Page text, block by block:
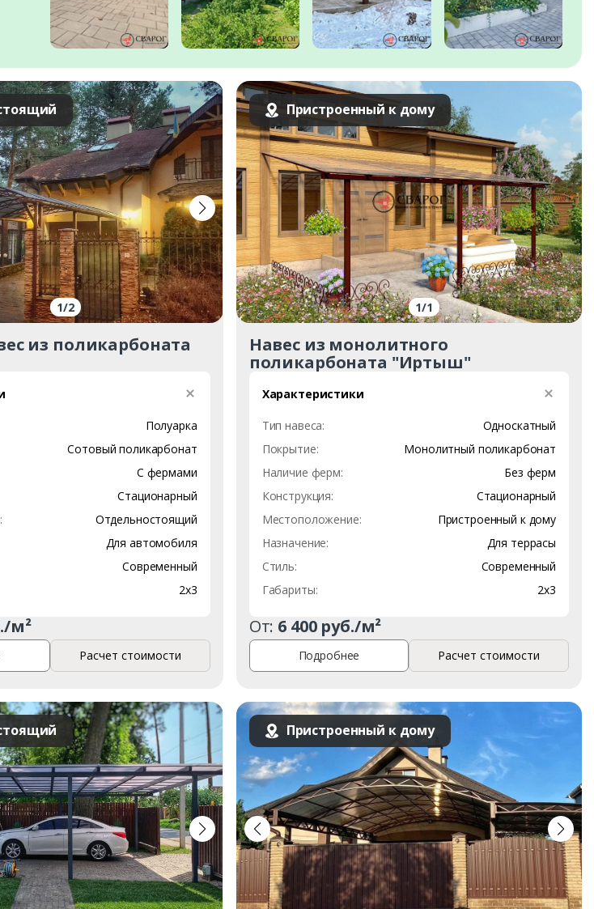
1/2
из поликарбоната
Полуарка
Сотовый поликарбонат
С фермами
Стационарный
Отдельностоящий
Для автомобиля
Современный
2х3
м²
Расчет стоимости
Пристроенный к дому
1/1
Навес из монолитного
поликарбоната "Иртыш"
Характеристики
Тип навеса:
Односкатный
Покрытие:
Монолитный поликарбонат
Наличие ферм:
Без ферм
Конструкция:
Стационарный
Местоположение:
Пристроенный к дому
Назначение:
Для террасы
Стиль:
Современный
Габариты:
2х3
От: 6 400 руб./м²
Подробнее Расчет стоимости
Пристроенный к дому